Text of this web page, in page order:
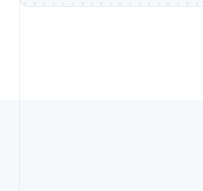
Irlanda